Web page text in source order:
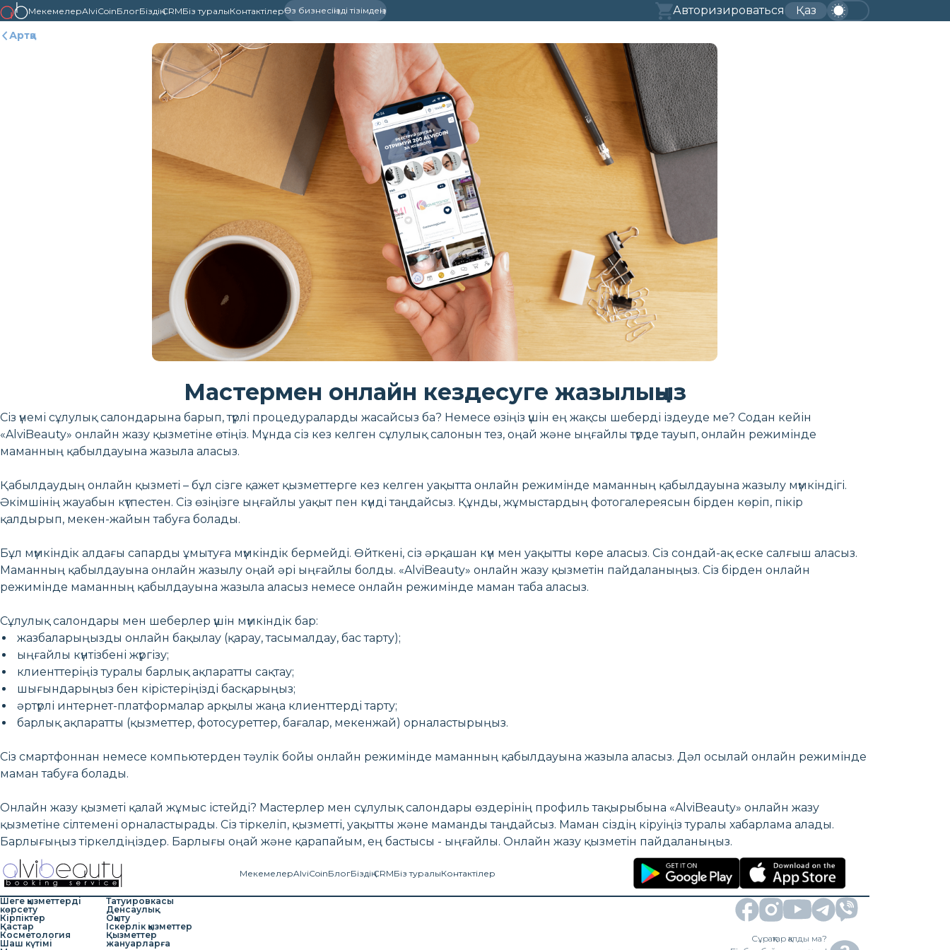
МекемелерAlviCoinБлогБіздің CRMБіз туралыКонтактілерӨз бизнесіңізді тізімдеңіз Авторизироваться Қаз
Артқа
Мастермен онлайн кездесуге жазылыңыз
Сіз үнемі сұлулық салондарына барып, түрлі процедураларды жасайсыз ба? Немесе өзіңіз үшін ең жақсы шеберді іздеуде ме? Содан кейін
«AlviBeauty» онлайн жазу қызметіне өтіңіз. Мұнда сіз кез келген сұлулық салонын тез, оңай және ыңғайлы түрде тауып, онлайн режимінде
маманның қабылдауына жазыла аласыз.
Қабылдаудың онлайн қызметі – бұл сізге қажет қызметтерге кез келген уақытта онлайн режимінде маманның қабылдауына жазылу мүмкіндігі.
Әкімшінің жауабын күтпестен. Сіз өзіңізге ыңғайлы уақыт пен күнді таңдайсыз. Құнды, жұмыстардың фотогалереясын бірден көріп, пікір
қалдырып, мекен-жайын табуға болады.
Бұл мүмкіндік алдағы сапарды ұмытуға мүмкіндік бермейді. Өйткені, сіз әрқашан күн мен уақытты көре аласыз. Сіз сондай-ақ еске салғыш аласыз.
Маманның қабылдауына онлайн жазылу оңай әрі ыңғайлы болды. «AlviBeauty» онлайн жазу қызметін пайдаланыңыз. Сіз бірден онлайн
режимінде маманның қабылдауына жазыла аласыз немесе онлайн режимінде маман таба аласыз.
Сұлулық салондары мен шеберлер үшін мүмкіндік бар:
жазбаларыңызды онлайн бақылау (қарау, тасымалдау, бас тарту);
ыңғайлы күнтізбені жүргізу;
клиенттеріңіз туралы барлық ақпаратты сақтау;
шығындарыңыз бен кірістеріңізді басқарыңыз;
әртүрлі интернет-платформалар арқылы жаңа клиенттерді тарту;
барлық ақпаратты (қызметтер, фотосуреттер, бағалар, мекенжай) орналастырыңыз.
Сіз смартфоннан немесе компьютерден тәулік бойы онлайн режимінде маманның қабылдауына жазыла аласыз. Дәл осылай онлайн режимінде
маман табуға болады.
Онлайн жазу қызметі қалай жұмыс істейді? Мастерлер мен сұлулық салондары өздерінің профиль тақырыбына «AlviBeauty» онлайн жазу
қызметіне сілтемені орналастырады. Сіз тіркеліп, қызметті, уақытты және маманды таңдайсыз. Маман сіздің кіруіңіз туралы хабарлама алады.
Барлығыңыз тіркелдіңіздер. Барлығы оңай және қарапайым, ең бастысы - ыңғайлы. Онлайн жазу қызметін пайдаланыңыз.
МекемелерAlviCoinБлогБіздің CRMБіз туралыКонтактілер
Шеге қызметтерді
көрсету
Кірпіктер
Қастар
Косметология
Шаш күтімі
Татуировкасы
Денсаулық
Оқыту
Іскерлік қызметтер
Қызметтер
жануарларға
Сұрақтар қалды ма?